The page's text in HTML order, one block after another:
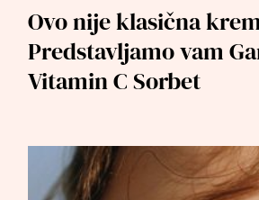
Ovo nije klasična
Predstavljamo vam
Vitamin C Sorbet